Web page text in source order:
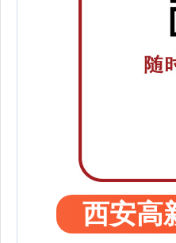
西安高